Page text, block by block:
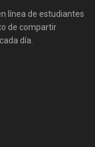
línea de estudiantes
de compartir
día.